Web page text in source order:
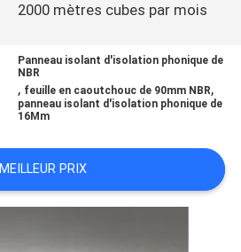
2000 mètres cubes par mois
Panneau isolant d'isolation phonique de
NBR
, feuille en caoutchouc de 90mm NBR,
panneau isolant d'isolation phonique de
16Mm
MEILLEUR PRIX